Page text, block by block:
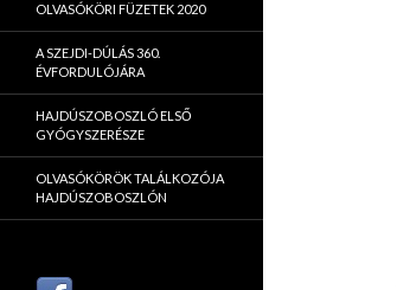
OLVASÓKÖRI FÜZETEK 2020
A SZEJDI-DÚLÁS 360.
ÉVFORDULÓJÁRA
HAJDÚSZOBOSZLÓ ELSŐ
GYÓGYSZERÉSZE
OLVASÓKÖRÖK TALÁLKOZÓJA
HAJDÚSZOBOSZLÓN